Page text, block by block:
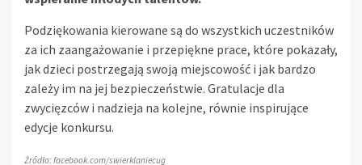
Podziękowania kierowane są do wszystkich uczestników
za ich zaangażowanie i przepiękne prace, które pokazały,
jak dzieci postrzegają swoją miejscowość i jak bardzo
zależy im na jej bezpieczeństwie. Gratulacje dla
zwycięzców i nadzieja na kolejne, równie inspirujące
edycje konkursu.
Źródło: facebook.com/swierklaniecug